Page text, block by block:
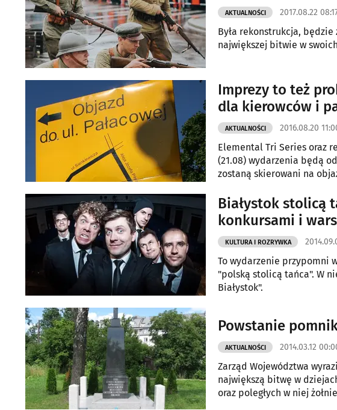
AKTUALNOŚCI 2017.08.22
Była rekonstrukcja,
największej bitwie w
Imprezy to też
dla kierowców i
AKTUALNOŚCI 2016.08.20
Elemental Tri Series oraz
(21.08) wydarzenia będą
zostaną skierowani na
Białystok stolicą
konkursami i
KULTURA I ROZRYWKA
To wydarzenie przypomni
"polską stolicą tańca". W
Białystok".
Powstanie
AKTUALNOŚCI 2014.03.12
Zarząd Województwa
największą bitwę w
oraz poległych w niej